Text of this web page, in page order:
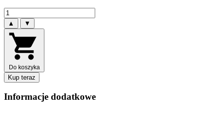
▲ ▼
Do koszyka
Kup teraz
Informacje dodatkowe